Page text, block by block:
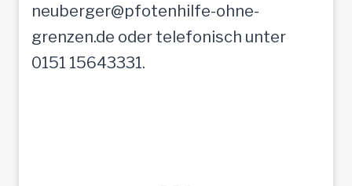
neuberger@pfotenhilfe-ohne-
grenzen.de oder telefonisch unter
0151 15643331.